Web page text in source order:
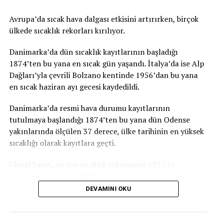
Harris’in, Guatemala ziyaretinin ardından Meksika
araya gelmesi bekleniyor.
TRT
İLGİLİ KONU:
UP NEXT
Türkiye ve Rusya dışişleri yetkilileri Suriye’yi görüştü
Avrupa’da sıcak hava dalgası etkisini artırırken, birçok
ülkede sıcaklık rekorları kırılıyor.
Danimarka’da dün sıcaklık kayıtlarının başladığı
1874’ten bu yana en sıcak gün yaşandı. İtalya’da ise Alp
Dağları’yla çevrili Bolzano kentinde 1956’dan bu yana
en sıcak haziran ayı gecesi kaydedildi.
Danimarka’da resmi hava durumu kayıtlarının
tutulmaya başlandığı 1874’ten bu yana dün Odense
yakınlarında ölçülen 37 derece, ülke tarihinin en yüksek
sıcaklığı olarak kayıtlara geçti.
haziran ayı için ise en son 1947’de 35,5 dereceyle rekor
kırıldığını anımsattı.
DEVAMINI OKU